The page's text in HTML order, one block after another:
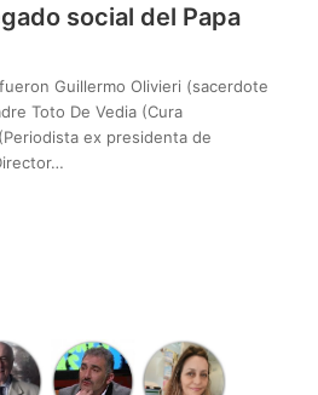
social del Papa
Guillermo Olivieri (sacerdote
Toto De Vedia (Cura
ex presidenta de